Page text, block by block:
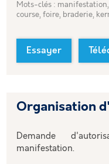
Mots-clés :
course, foire, braderie,
Essayer
Organisation
Demande
manifestation.